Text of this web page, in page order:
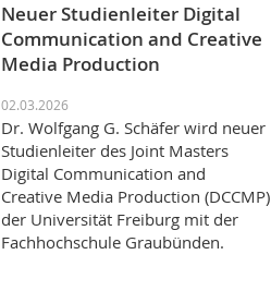
Neuer Studienleiter Digital
Communication and Creative
Media Production
02.03.2026
Dr. Wolfgang G. Schäfer wird neuer
Studienleiter des Joint Masters
Digital Communication and
Creative Media Production (DCCMP)
der Universität Freiburg mit der
Fachhochschule Graubünden.